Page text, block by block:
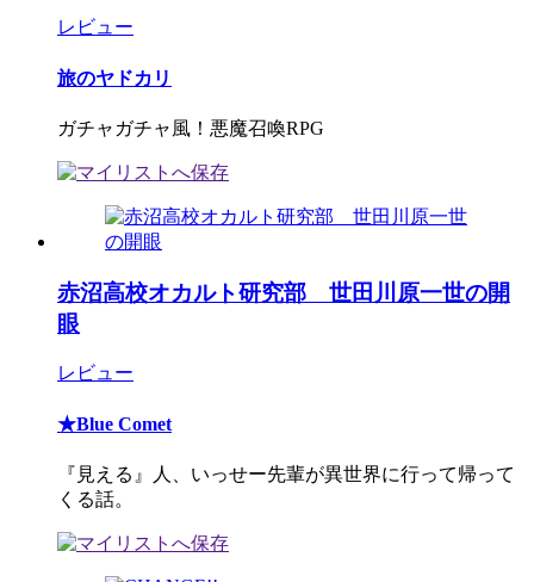
レビュー
旅のヤドカリ
ガチャガチャ風！悪魔召喚RPG
赤沼高校オカルト研究部 世田川原一世の開
眼
レビュー
★Blue Comet
『見える』人、いっせー先輩が異世界に行って帰って
くる話。